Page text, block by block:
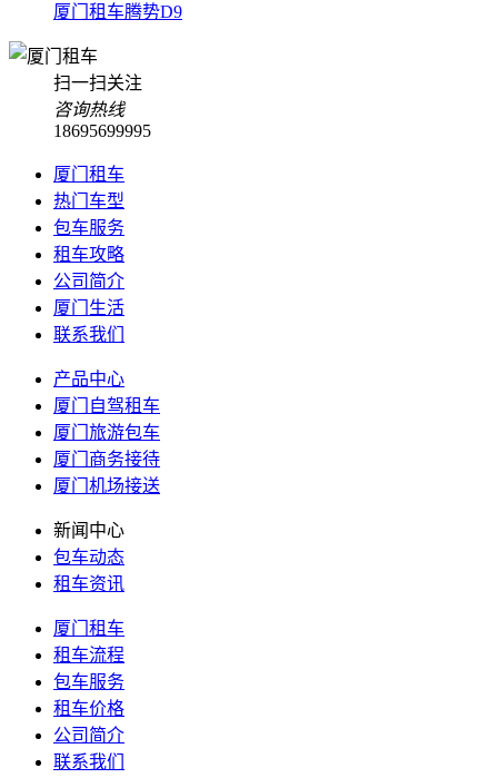
厦门租车腾势D9
扫一扫关注
咨询热线
18695699995
厦门租车
热门车型
包车服务
租车攻略
公司简介
厦门生活
联系我们
产品中心
厦门自驾租车
厦门旅游包车
厦门商务接待
厦门机场接送
新闻中心
包车动态
租车资讯
厦门租车
租车流程
包车服务
租车价格
公司简介
联系我们